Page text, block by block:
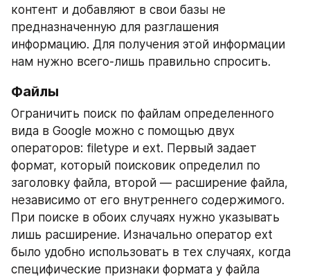
контент и добавляют в свои базы не
предназначенную для разглашения
информацию. Для получения этой информации
нам нужно всего-лишь правильно спросить.
Файлы
Ограничить поиск по файлам определенного
вида в Google можно с помощью двух
операторов: filetype и ext. Первый задает
формат, который поисковик определил по
заголовку файла, второй — расширение файла,
независимо от его внутреннего содержимого.
При поиске в обоих случаях нужно указывать
лишь расширение. Изначально оператор ext
было удобно использовать в тех случаях, когда
специфические признаки формата у файла